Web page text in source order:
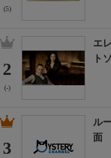
(5)
2
(-)
エ
ト
3
ル
面